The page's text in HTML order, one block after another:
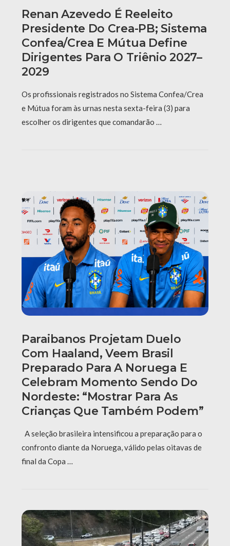
Renan Azevedo É Reeleito
Presidente Do Crea-PB; Sistema
Confea/Crea E Mútua Define
Dirigentes Para O Triênio 2027–
2029
Os profissionais registrados no Sistema Confea/Crea
e Mútua foram às urnas nesta sexta-feira (3) para
escolher os dirigentes que comandarão …
Paraibanos Projetam Duelo
Com Haaland, Veem Brasil
Preparado Para A Noruega E
Celebram Momento Sendo Do
Nordeste: “Mostrar Para As
Crianças Que Também Podem”
A seleção brasileira intensificou a preparação para o
confronto diante da Noruega, válido pelas oitavas de
final da Copa …